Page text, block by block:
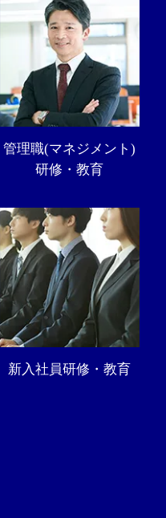
管理職(マネジメント)
研修・教育
新入社員研修・教育